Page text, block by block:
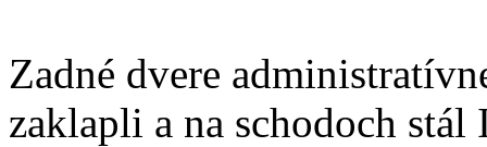
Zadné dvere
zaklapli a na schodoch